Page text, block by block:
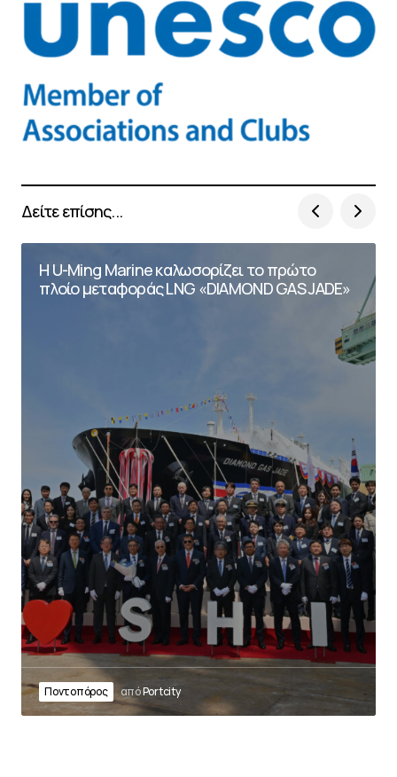
Δείτε επίσης...
Η U-Ming Marine καλωσορίζει το πρώτο
πλοίο μεταφοράς LNG «DIAMOND GAS JADE»
Ποντοπόρος απόPortcity